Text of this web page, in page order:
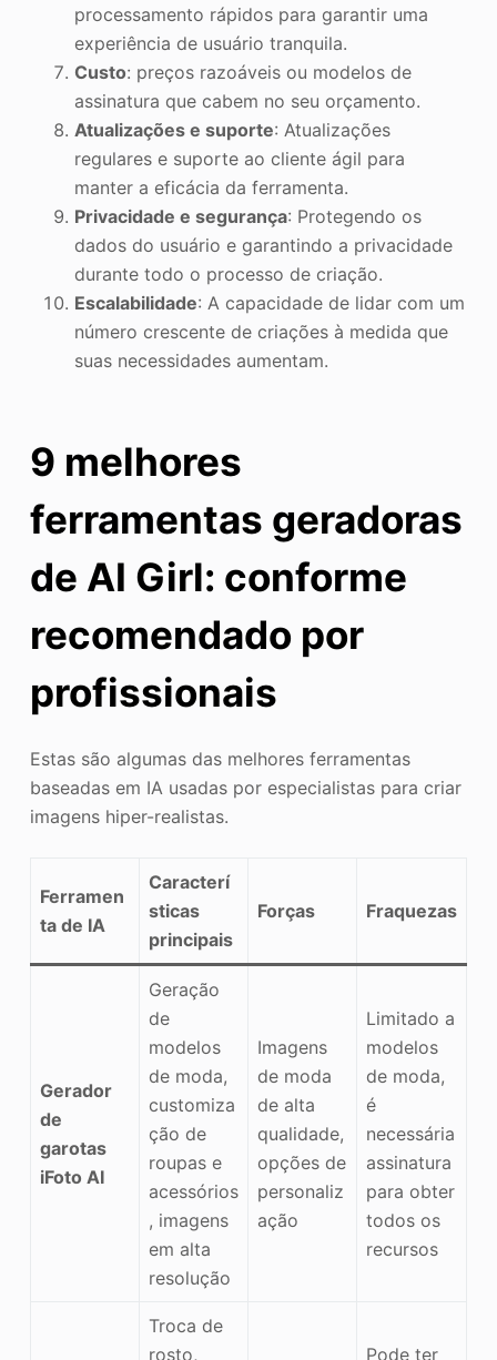
processamento rápidos para garantir uma
experiência de usuário tranquila.
Custo: preços razoáveis ou modelos de
assinatura que cabem no seu orçamento.
Atualizações e suporte: Atualizações
regulares e suporte ao cliente ágil para
manter a eficácia da ferramenta.
Privacidade e segurança: Protegendo os
dados do usuário e garantindo a privacidade
durante todo o processo de criação.
Escalabilidade: A capacidade de lidar com um
número crescente de criações à medida que
suas necessidades aumentam.
9 melhores
ferramentas geradoras
de AI Girl: conforme
recomendado por
profissionais
Estas são algumas das melhores ferramentas
baseadas em IA usadas por especialistas para criar
imagens hiper-realistas.
Ferramen
ta de IA
Caracterí
sticas
principais
Forças Fraquezas
Gerador
de
garotas
iFoto AI
Geração
de
modelos
de moda,
customiza
ção de
roupas e
acessórios
, imagens
em alta
resolução
Imagens
de moda
de alta
qualidade,
opções de
personaliz
ação
Limitado a
modelos
de moda,
é
necessária
assinatura
para obter
todos os
recursos
Troca de
rosto,
Pode ter